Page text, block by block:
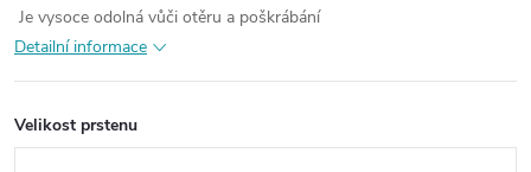
Je vysoce odolná vůči otěru a poškrábání
Detailní informace
Velikost prstenu